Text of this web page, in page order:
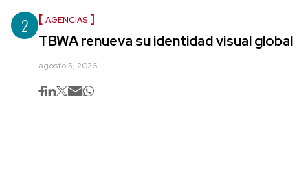
2 AGENCIAS
TBWA renueva su identidad visual global
agosto 5, 2026